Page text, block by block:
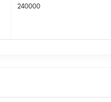
240000